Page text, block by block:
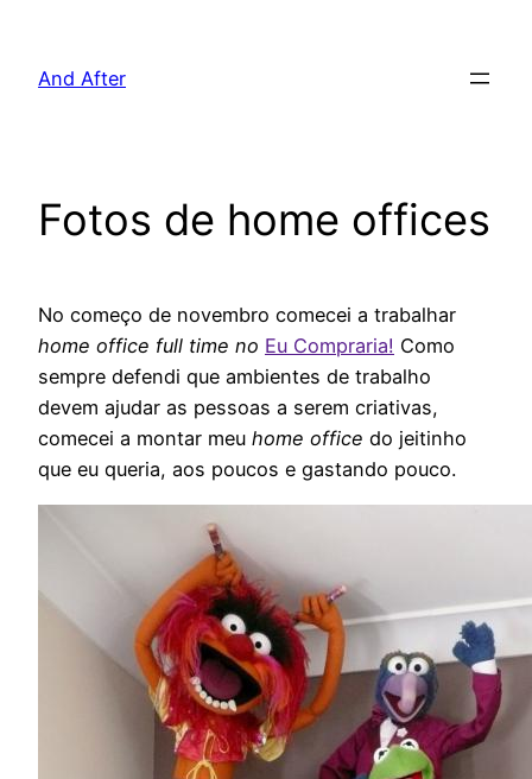
And After
Fotos de home offices
No começo de novembro comecei a trabalhar
home office full time no Eu Compraria! Como
sempre defendi que ambientes de trabalho
devem ajudar as pessoas a serem criativas,
comecei a montar meu home office do jeitinho
que eu queria, aos poucos e gastando pouco.